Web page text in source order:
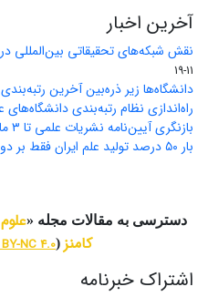
آخرین اخبار
نقش شبکه‌های تحقیقاتی بین‌المللی
11-19
دانشگاه‌ها زیر ذره‌بین آخرین رتبه‌بندی
راه‌اندازی نظام رتبه‌بندی
بازنگری آیین‌نامه نشریات علمی تا ۳ ماه آینده
بار ۵۰ درصد تولید علم ایران فقط بر دوش ۱۵ دانشگاه کشور
دسترسی به مقالات مجله «
کامنز (
NC 4.0
اشتراک خبرنامه